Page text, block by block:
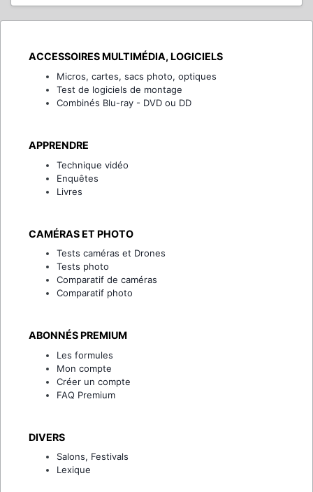
ACCESSOIRES MULTIMÉDIA, LOGICIELS
Micros, cartes, sacs photo, optiques
Test de logiciels de montage
Combinés Blu-ray - DVD ou DD
APPRENDRE
Technique vidéo
Enquêtes
Livres
CAMÉRAS ET PHOTO
Tests caméras et Drones
Tests photo
Comparatif de caméras
Comparatif photo
ABONNÉS PREMIUM
Les formules
Mon compte
Créer un compte
FAQ Premium
DIVERS
Salons, Festivals
Lexique